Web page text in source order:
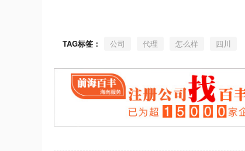
TAG标签： 公司 代理 怎么样 四川